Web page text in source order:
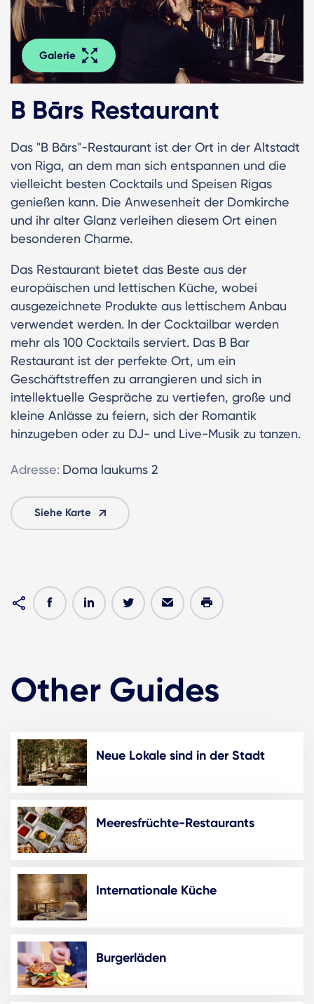
Galerie
B Bārs Restaurant
Das "B Bārs"-Restaurant ist der Ort in der Altstadt
von Riga, an dem man sich entspannen und die
vielleicht besten Cocktails und Speisen Rigas
genießen kann. Die Anwesenheit der Domkirche
und ihr alter Glanz verleihen diesem Ort einen
besonderen Charme.
Das Restaurant bietet das Beste aus der
europäischen und lettischen Küche, wobei
ausgezeichnete Produkte aus lettischem Anbau
verwendet werden. In der Cocktailbar werden
mehr als 100 Cocktails serviert. Das B Bar
Restaurant ist der perfekte Ort, um ein
Geschäftstreffen zu arrangieren und sich in
intellektuelle Gespräche zu vertiefen, große und
kleine Anlässe zu feiern, sich der Romantik
hinzugeben oder zu DJ- und Live-Musik zu tanzen.
Adresse: Doma laukums 2
Siehe Karte
Other Guides
Neue Lokale sind in der Stadt
Meeresfrüchte-Restaurants
Internationale Küche
Burgerläden